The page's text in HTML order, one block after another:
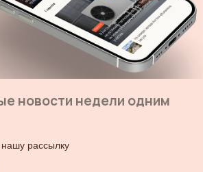
новости недели одним
рассылку